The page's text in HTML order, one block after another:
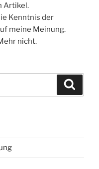
Artikel.
Kenntnis der
meine Meinung.
nicht.